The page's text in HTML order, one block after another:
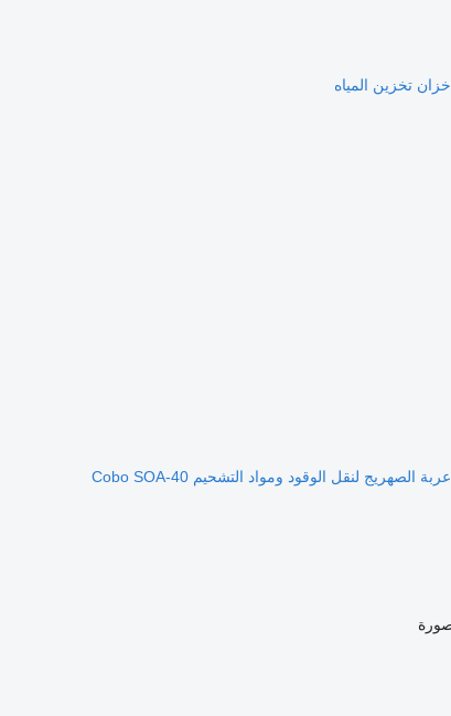
خزان تخزين المياه
عربة الصهريج لنقل الوقود ومواد التشحيم Cobo SOA-40